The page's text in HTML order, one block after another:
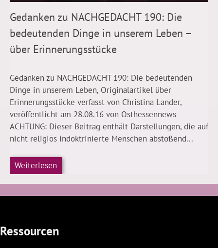
Gedanken zu NACHGEDACHT 190: Die
bedeutenden Dinge in unserem Leben –
über Erinnerungsstücke
Gedanken zu NACHGEDACHT 190: Die bedeutenden
Dinge in unserem Leben, Originalartikel über
Erinnerungsstücke verfasst von Christina Lander,
veröffentlicht am 28.08.16 von Osthessennews
ACHTUNG: Dieser Beitrag enthält Darstellungen, die auf
nicht religiös indoktrinierte Menschen abstoßend...
Weiterlesen
Ressourcen